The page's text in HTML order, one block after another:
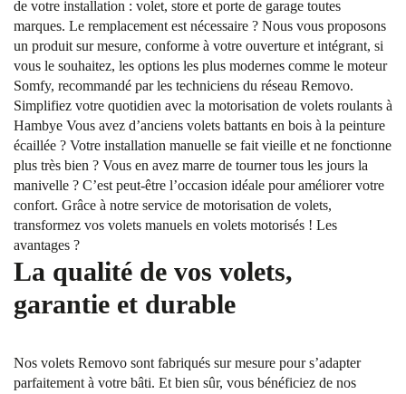
de votre installation : volet, store et porte de garage toutes
marques. Le remplacement est nécessaire ? Nous vous proposons
un produit sur mesure, conforme à votre ouverture et intégrant, si
vous le souhaitez, les options les plus modernes comme le moteur
Somfy, recommandé par les techniciens du réseau Removo.
Simplifiez votre quotidien avec la motorisation de volets roulants à
Hambye Vous avez d’anciens volets battants en bois à la peinture
écaillée ? Votre installation manuelle se fait vieille et ne fonctionne
plus très bien ? Vous en avez marre de tourner tous les jours la
manivelle ? C’est peut-être l’occasion idéale pour améliorer votre
confort. Grâce à notre service de motorisation de volets,
transformez vos volets manuels en volets motorisés ! Les
avantages ?
La qualité de vos volets,
garantie et durable
Nos volets Removo sont fabriqués sur mesure pour s’adapter
parfaitement à votre bâti. Et bien sûr, vous bénéficiez de nos